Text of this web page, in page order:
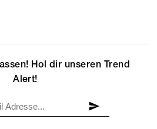
Hol dir unseren Trend
Alert!